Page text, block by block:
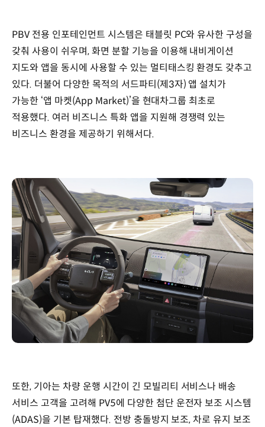
PBV 전용 인포테인먼트 시스템은 태블릿 PC와 유사한 구성을
갖춰 사용이 쉬우며, 화면 분할 기능을 이용해 내비게이션
지도와 앱을 동시에 사용할 수 있는 멀티태스킹 환경도 갖추고
있다. 더불어 다양한 목적의 서드파티(제3자) 앱 설치가
가능한 ‘앱 마켓(App Market)’을 현대차그룹 최초로
적용했다. 여러 비즈니스 특화 앱을 지원해 경쟁력 있는
비즈니스 환경을 제공하기 위해서다.
또한, 기아는 차량 운행 시간이 긴 모빌리티 서비스나 배송
서비스 고객을 고려해 PV5에 다양한 첨단 운전자 보조 시스템
(ADAS)을 기본 탑재했다. 전방 충돌방지 보조, 차로 유지 보조